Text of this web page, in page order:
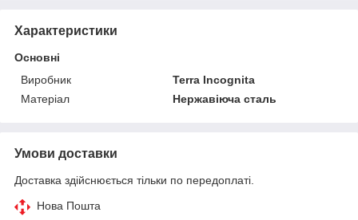
Характеристики
Основні
Виробник
Terra Incognita
Матеріал
Нержавіюча сталь
Умови доставки
Доставка здійснюється тільки по передоплаті.
Нова Пошта